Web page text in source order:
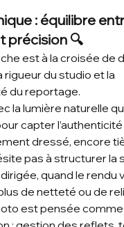
: équilibre
précision 🔍
est à la croisée de
rigueur du studio et la
du reportage.
la lumière naturelle
capter l’authenticité
dressé, encore
pas à structurer la
quand le rendu
de netteté ou de
est pensée comme